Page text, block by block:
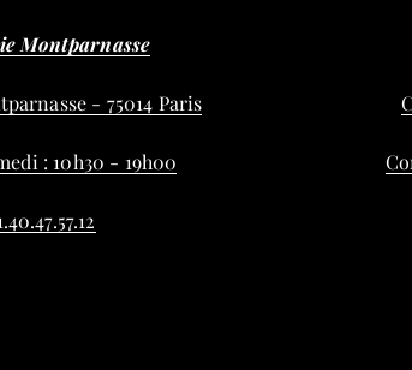
Montparnasse
- 75014 Paris
: 10h30 - 19h00